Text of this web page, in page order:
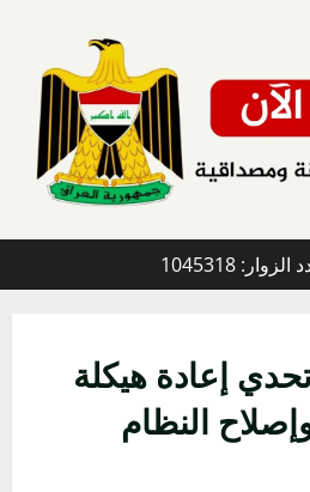
1045318
إعادة هيكلة
النظام